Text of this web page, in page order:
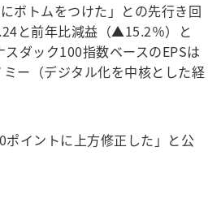
ボトムをつけた」との先行き回
と前年比減益（▲15.2％）と
ダック100指数ベースのEPSは
ー（デジタル化を中核とした経
イントに上方修正した」と公